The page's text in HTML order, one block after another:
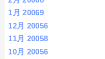
1月 20069
12月 20056
11月 20058
10月 20056